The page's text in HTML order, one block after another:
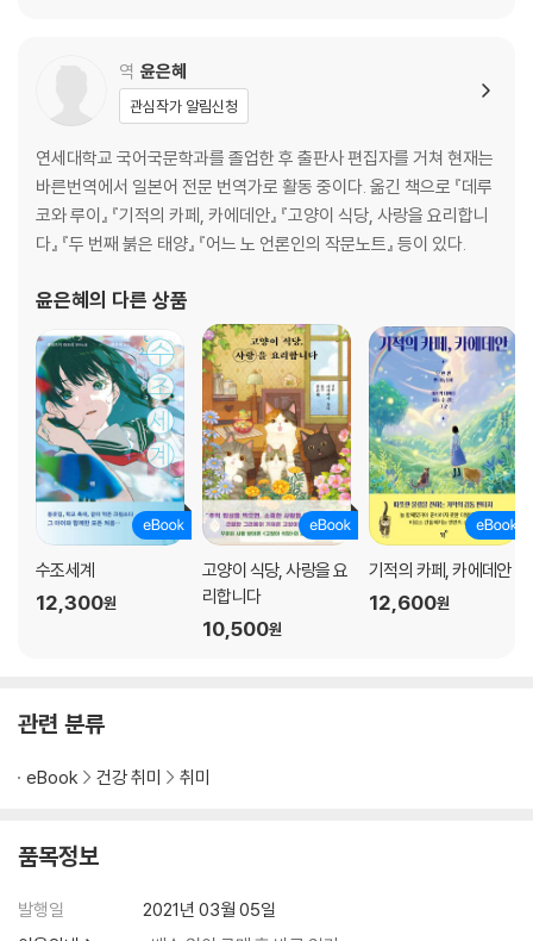
해가 잘 드는 장소에 식물을 모으자
꽃집처럼 선반을 두자
높이 차를 생각하며 배치하자
식물이 가득한 그린 인테리어
식물을 한 폭의 그림처럼
에어플랜트를 키우는 여러 가지 방법
해가 닿지 않는 곳에는 식물 장식품을
ROUSSEAU | 루소
[매달기]
식물을 장식하는 색다른 방법, 행잉
박쥐란을 벽에 걸어 봐요
마크라메 행잉으로 화분 걸기
[DIY]
다육식물 모아 심기
꼭 필요한 원예 도구들
Royal Gardener’s Club
초록이 있는 삶
CASE 2 - RIKA 씨의 집
역 윤은혜
관심작가 알림신청
연세대학교 국어국문학과를 졸업한 후 출판사 편집자를 거쳐 현재는
바른번역에서 일본어 전문 번역가로 활동 중이다. 옮긴 책으로 『데루
코와 루이』 『기적의 카페, 카에데안』 『고양이 식당, 사랑을 요리합니
다』 『두 번째 붉은 태양』 『어느 노 언론인의 작문노트』 등이 있다.
윤은혜의 다른 상품
수조세계
12,300원
고양이 식당, 사랑을 요
리합니다
10,500원
기적의 카페, 카에데안
12,600원
관련 분류
eBook 건강 취미 취미
품목정보
발행일
2021년 03월 05일